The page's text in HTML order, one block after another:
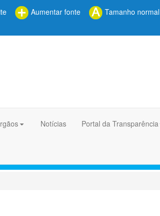
Aumentar fonte Tamanho normal
Notícias Portal da Transparência